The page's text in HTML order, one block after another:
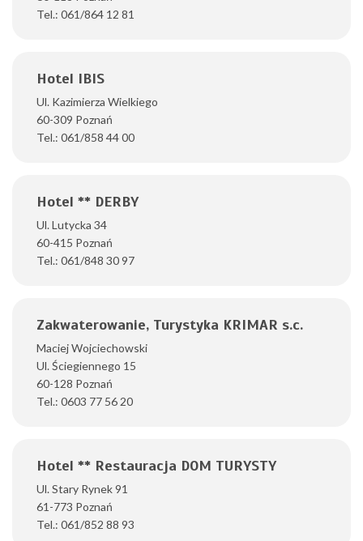
Tel.: 061/864 12 81
Hotel IBIS
Ul. Kazimierza Wielkiego
60-309 Poznań
Tel.: 061/858 44 00
Hotel ** DERBY
Ul. Lutycka 34
60-415 Poznań
Tel.: 061/848 30 97
Zakwaterowanie, Turystyka KRIMAR s.c.
Maciej Wojciechowski
Ul. Ściegiennego 15
60-128 Poznań
Tel.: 0603 77 56 20
Hotel ** Restauracja DOM TURYSTY
Ul. Stary Rynek 91
61-773 Poznań
Tel.: 061/852 88 93